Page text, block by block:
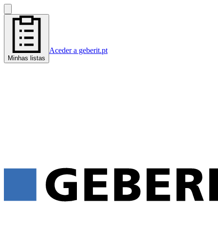
Minhas listas
Aceder a geberit.pt